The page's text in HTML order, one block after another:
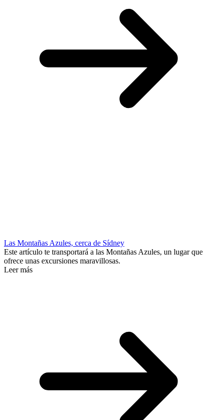
Las Montañas Azules, cerca de Sídney
Este artículo te transportará a las Montañas Azules, un lugar que
ofrece unas excursiones maravillosas.
Leer más